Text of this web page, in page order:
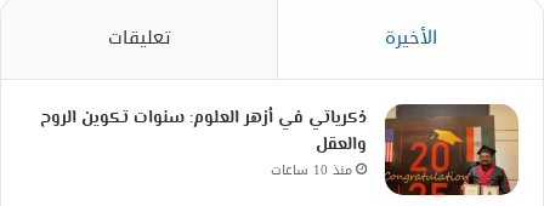
الأخيرة تعليقات
ذكرياتي في أزهر العلوم: سنوات تكوين الروح
والعقل
منذ 10 ساعات